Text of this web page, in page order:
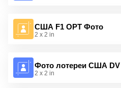
США F1 OPT Фото
2 x 2 in
Фото лотереи США DV
2 x 2 in